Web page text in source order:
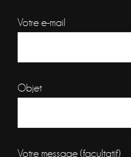
Votre e-mail
Objet
Votre message (facultatif)